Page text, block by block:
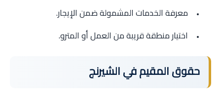
معرفة الخدمات المشمولة ضمن الإيجار.
اختيار منطقة قريبة من العمل أو المترو.
حقوق المقيم في الشيرنج